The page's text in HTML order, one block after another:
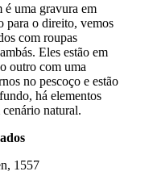
é uma gravura em
para o direito, vemos
com roupas
Eles estão em
outro com uma
no pescoço e estão
há elementos
natural.
1557